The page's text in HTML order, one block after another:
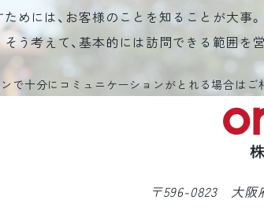
ためには、お客様のことを知ることが大事
う考えて、基本的には訪問できる範囲を
で十分にコミュニケーションがとれる場合はご
〒596-0823 大阪